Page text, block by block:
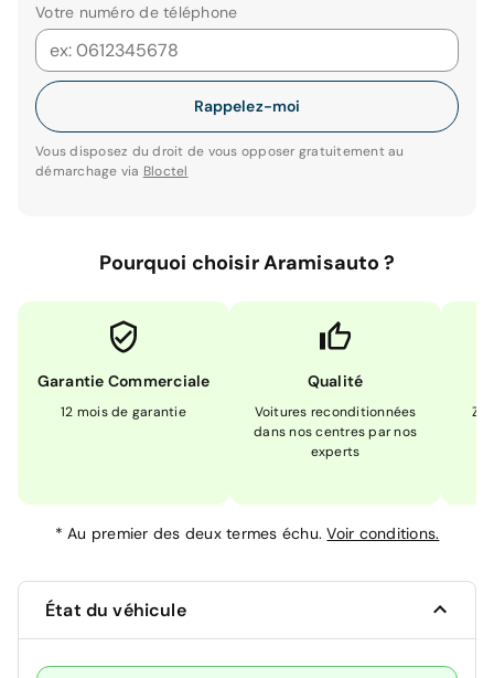
Votre numéro de téléphone
Rappelez-moi
Vous disposez du droit de vous opposer gratuitement au
démarchage via Bloctel
Pourquoi choisir Aramisauto ?
Garantie Commerciale
12 mois de garantie
Qualité
Voitures reconditionnées
dans nos centres par nos
experts
*Au premier des deux termes échu.Voir conditions.
État du véhicule